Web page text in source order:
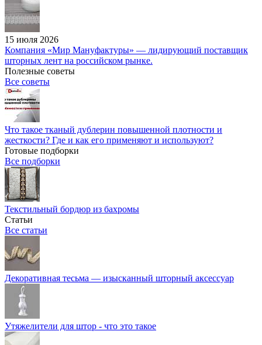
15 июля 2026
Компания «Мир Мануфактуры» — лидирующий поставщик
шторных лент на российском рынке.
Полезные советы
Все советы
Что такое тканый дублерин повышенной плотности и
жесткости? Где и как его применяют и используют?
Готовые подборки
Все подборки
Текстильный бордюр из бахромы
Статьи
Все статьи
Декоративная тесьма — изысканный шторный аксессуар
Утяжелители для штор - что это такое